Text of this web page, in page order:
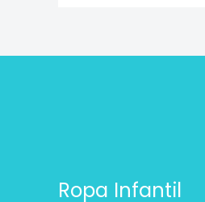
Ropa Infantil